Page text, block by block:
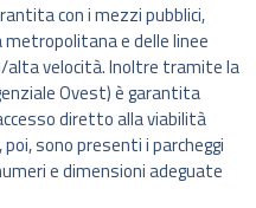
con i mezzi pubblici,
e delle linee
velocità. Inoltre tramite la
Ovest) è garantita
diretto alla viabilità
sono presenti i parcheggi
e dimensioni adeguate